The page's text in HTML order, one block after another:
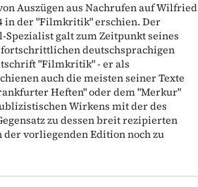
Auszügen aus Nachrufen auf Wilfried
in der "Filmkritik" erschien. Der
galt zum Zeitpunkt seines
deutschsprachigen
"Filmkritik" - er als
auch die meisten seiner Texte
Heften" oder dem "Merkur"
Wirkens mit der des
zu dessen breit rezipierten
vorliegenden Edition noch zu